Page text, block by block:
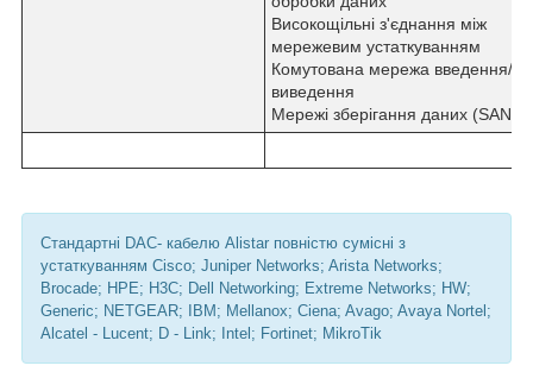
Високощільні з'єднання між
мережевим устаткуванням
Комутована мережа введення/
виведення
Мережі зберігання даних (SAN)
Стандартні DAC- кабелю Alistar повністю сумісні з
устаткуванням Cisco; Juniper Networks; Arista Networks;
Brocade; HPE; H3C; Dell Networking; Extreme Networks; HW;
Generic; NETGEAR; IBM; Mellanox; Ciena; Avago; Avaya Nortel;
Alcatel - Lucent; D - Link; Intel; Fortinet; MikroTik